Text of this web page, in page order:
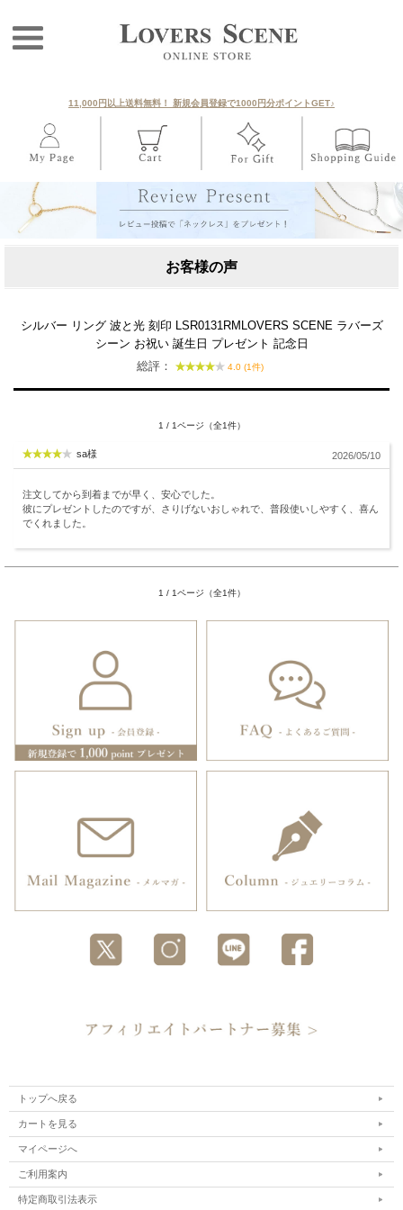
11,000円以上送料無料！ 新規会員登録で1000円分ポイントGET♪
お客様の声
シルバー リング 波と光 刻印 LSR0131RMLOVERS SCENE ラバーズ
シーン お祝い 誕生日 プレゼント 記念日
総評：
4.0 (1件)
1 / 1ページ（全1件）
sa様 2026/05/10
注文してから到着までが早く、安心でした。
彼にプレゼントしたのですが、さりげないおしゃれで、普段使いしやすく、喜ん
でくれました。
1 / 1ページ（全1件）
トップへ戻る
カートを見る
マイページへ
ご利用案内
特定商取引法表示